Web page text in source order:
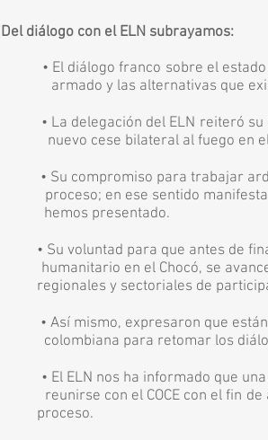
Del diálogo con el ELN subrayamos:
• El diálogo franco sobre el estado
armado y las alternativas que
• La delegación del ELN reiteró su
nuevo cese bilateral al fuego en el
• Su compromiso para trabajar
proceso; en ese sentido
hemos presentado.
• Su voluntad para que antes de
humanitario en el Chocó, se
regionales y sectoriales de
• Así mismo, expresaron que
colombiana para retomar los
• El ELN nos ha informado que
reunirse con el COCE con el fin
proceso.